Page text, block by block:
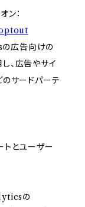
ン：
の広告向けの
、広告やサイ
サードパーテ
とユーザー
の